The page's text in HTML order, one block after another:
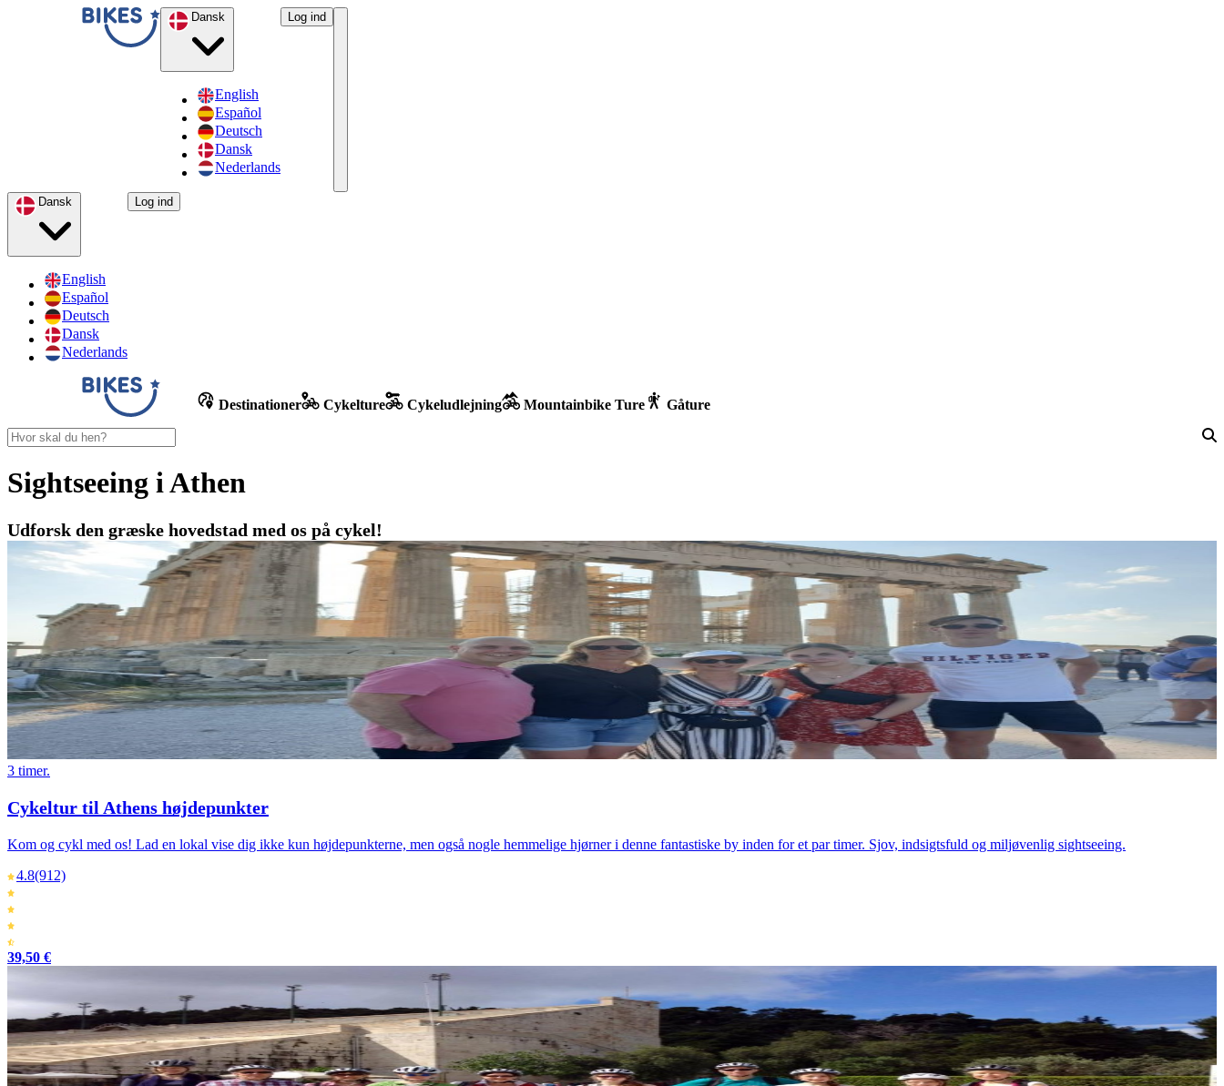
English
Español
Deutsch
Dansk
Nederlands
Log ind
English
Español
Deutsch
Dansk
Nederlands
Log ind
Destinationer Cykelture Cykeludlejning Mountainbike Ture Gåture
Sightseeing i Athen
Udforsk den græske hovedstad med os på cykel!
3 timer.
Cykeltur til Athens højdepunkter
Kom og cykl med os! Lad en lokal vise dig ikke kun højdepunkterne, men også nogle hemmelige hjørner i denne fantastiske by inden for et par timer. Sjov, indsigtsfuld og miljøvenlig sightseeing.
4.8(912)
39,50 €